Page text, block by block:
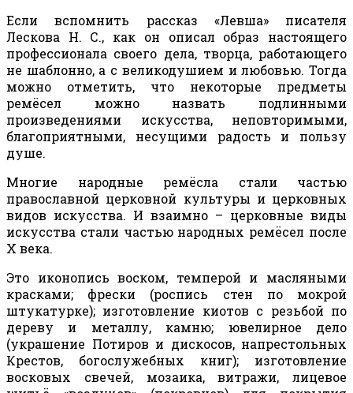
Если вспомнить рассказ «Левша» писателя
Лескова Н. С., как он описал образ настоящего
профессионала своего дела, творца, работающего
не шаблонно, а с великодушием и любовью. Тогда
можно отметить, что некоторые предметы
ремёсел можно назвать подлинными
произведениями искусства, неповторимыми,
благоприятными, несущими радость и пользу
душе.
Многие народные ремёсла стали частью
православной церковной культуры и церковных
видов искусства. И взаимно – церковные виды
искусства стали частью народных ремёсел после
Х века.
Это иконопись воском, темперой и масляными
красками; фрески (роспись стен по мокрой
штукатурке); изготовление киотов с резьбой по
дереву и металлу, камню; ювелирное дело
(украшение Потиров и дискосов, напрестольных
Крестов, богослужебных книг); изготовление
восковых свечей, мозаика, витражи, лицевое